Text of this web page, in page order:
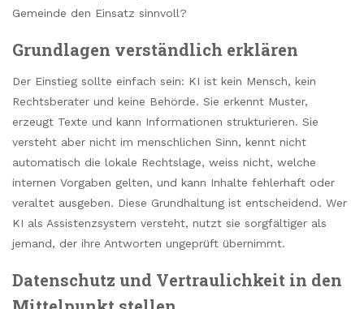
Gemeinde den Einsatz sinnvoll?
Grundlagen verständlich erklären
Der Einstieg sollte einfach sein: KI ist kein Mensch, kein
Rechtsberater und keine Behörde. Sie erkennt Muster,
erzeugt Texte und kann Informationen strukturieren. Sie
versteht aber nicht im menschlichen Sinn, kennt nicht
automatisch die lokale Rechtslage, weiss nicht, welche
internen Vorgaben gelten, und kann Inhalte fehlerhaft oder
veraltet ausgeben. Diese Grundhaltung ist entscheidend. Wer
KI als Assistenzsystem versteht, nutzt sie sorgfältiger als
jemand, der ihre Antworten ungeprüft übernimmt.
Datenschutz und Vertraulichkeit in den